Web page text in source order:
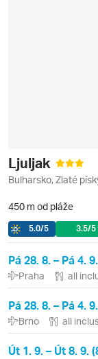
Ljuljak
Bulharsko, Zlaté
450 m od pláže
5.0/5 3.5/5
Pá 28. 8. – Pá 4.
Praha all
Pá 28. 8. – Pá 4.
Brno all
Út 1. 9. – Út 8. 9.